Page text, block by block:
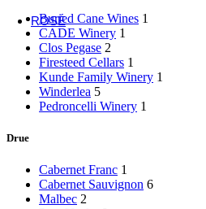
ROSÉ
Fransk rosé
Alsace
Côtes de Provence
Languedoc-Roussillon
Sancerre
Italiensk rosé
Andre lande
Danmark
Buried Cane Wines 1
CADE Winery 1
Clos Pegase 2
Firesteed Cellars 1
Kunde Family Winery 1
Winderlea 5
Pedroncelli Winery 1
Drue
Cabernet Franc 1
Cabernet Sauvignon 6
Malbec 2